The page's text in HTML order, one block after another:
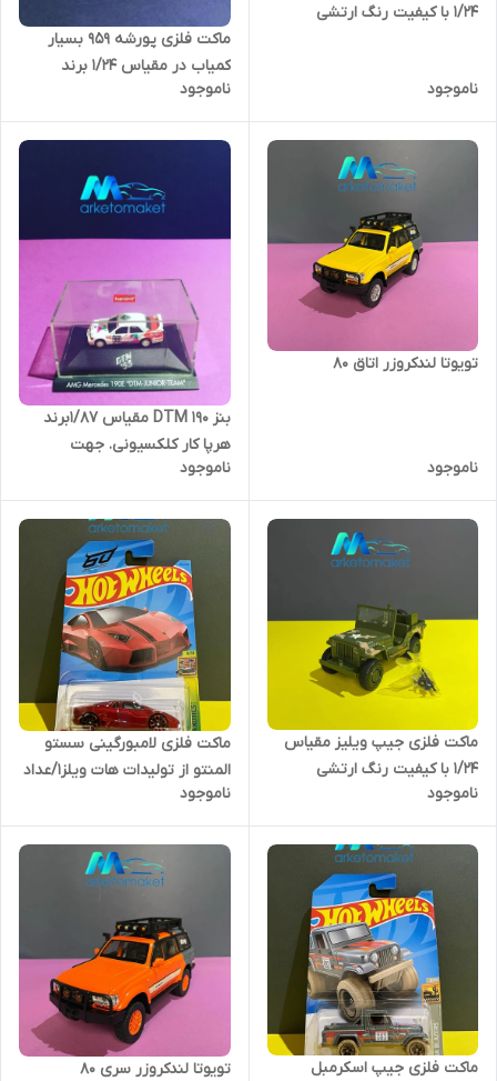
۱/۲۴ با کیفیت رنگ ارتشی
ناموجود
ماکت فلزی پورشه ۹۵۹ بسیار
کمیاب در مقیاس ۱/۲۴ برند
ناموجود
تویوتا لندکروزر اتاق ۸۰
ناموجود
بنز ۱۹۰ DTM مقیاس ۱/۸۷برند
هرپا کار کلکسیونی. جهت
ناموجود
‎ماکت فلزی جیپ ویلیز مقیاس
۱/۲۴ با کیفیت رنگ ارتشی
ناموجود
ماکت فلزی لامبورگینی سستو
المنتو از تولیدات هات ویلز۱/عداد
۱ناموجود
ماکت فلزی جیپ اسکرمبل
تویوتا لندکروزر سری ۸۰